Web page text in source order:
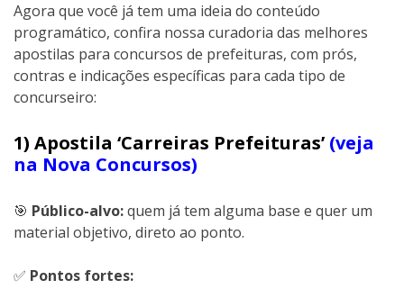
Agora que você já tem uma ideia do conteúdo
programático, confira nossa curadoria das melhores
apostilas para concursos de prefeituras, com prós,
contras e indicações específicas para cada tipo de
concurseiro:
1) Apostila ‘Carreiras Prefeituras’ (veja
na Nova Concursos)
🎯 Público-alvo:quem já tem alguma base e quer um
material objetivo, direto ao ponto.
✅ Pontos fortes: